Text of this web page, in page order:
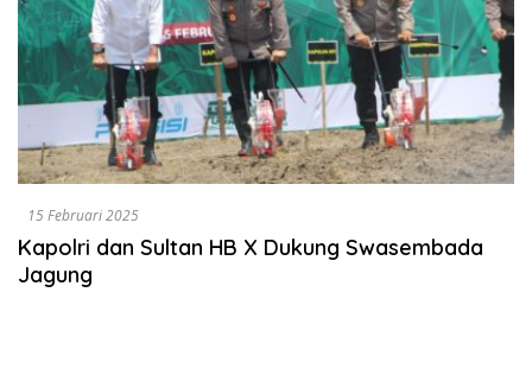
15 Februari 2025
Kapolri dan Sultan HB X Dukung Swasembada
Jagung